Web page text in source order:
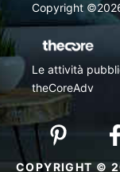
Copyright
Le attività
theCoreAdv
COPYRIGHT ©